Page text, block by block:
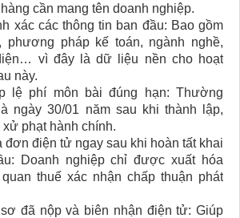
cần mang tên doanh nghiệp.
xác các thông tin ban đầu: Bao gồm
phương pháp kế toán, ngành nghề,
vì đây là dữ liệu nền cho hoạt
này.
lệ phí môn bài đúng hạn: Thường
ngày 30/01 năm sau khi thành lập,
xử phạt hành chính.
đơn điện tử ngay sau khi hoàn tất khai
Doanh nghiệp chỉ được xuất hóa
thuế xác nhận chấp thuận phát
đã nộp và biên nhận điện tử: Giúp